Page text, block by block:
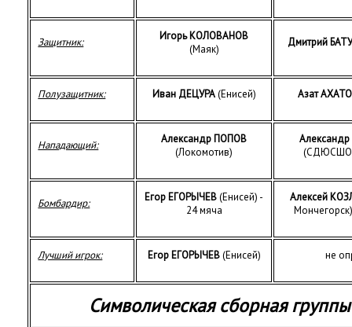
Защитник:
Игорь КОЛОВАНОВ
(Маяк)
Дмитрий
Полузащитник: Иван ДЕЦУРА (Енисей) Азат
Нападающий:
Александр ПОПОВ
(Локомотив)
Бомбардир: Егор ЕГОРЫЧЕВ(Енисей) -
24 мяча
Алексей
Лучший игрок: Егор ЕГОРЫЧЕВ(Енисей) не
Символическая сборная